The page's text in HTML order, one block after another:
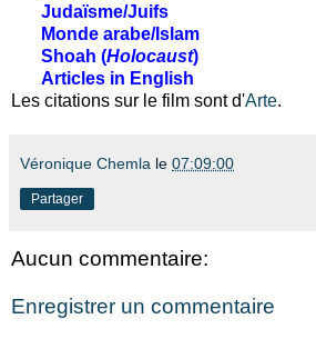
Judaïsme/Juifs
Monde arabe/Islam
Shoah (Holocaust)
Articles in English
Les citations sur le film sont d'Arte.
Véronique Chemla le 07:09:00
Partager
Aucun commentaire:
Enregistrer un commentaire